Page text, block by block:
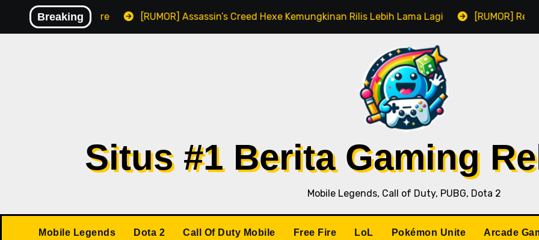
Breaking
Malware [RUMOR] Assassin’s Creed Hexe Kemungkinan Rilis Lebih Lama Lagi [RUMOR] Remake
Situs #1 Berita Gaming
Mobile Legends, Call of Duty, PUBG, Dota 2
Mobile Legends Dota 2 Call Of Duty Mobile Free Fire LoL Pokémon Unite Arcade